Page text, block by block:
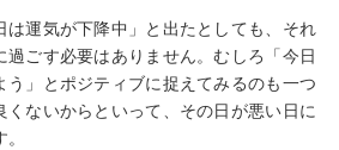
は運気が下降中」と出たとしても、それ
過ごす必要はありません。むしろ「今日
う」とポジティブに捉えてみるのも一つ
くないからといって、その日が悪い日に